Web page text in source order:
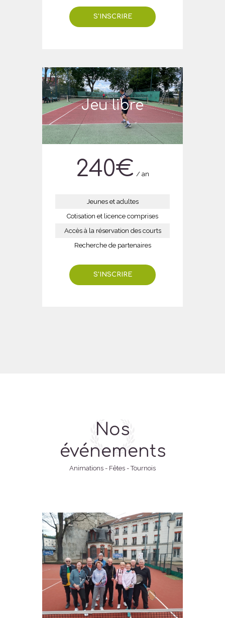
S'INSCRIRE
Jeu libre
240€ an
Jeunes et adultes
Cotisation et licence comprises
Accès à la réservation des courts
Recherche de partenaires
S'INSCRIRE
Nos
événements
Animations - Fêtes - Tournois